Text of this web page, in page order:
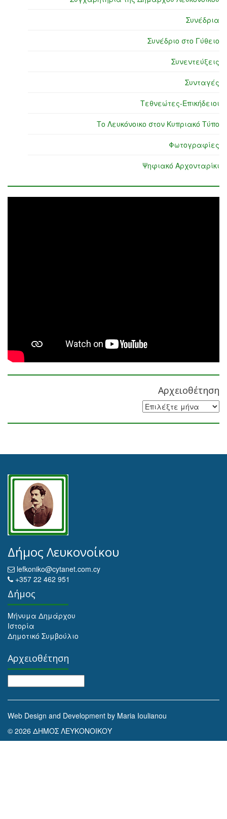
Συνέδρια
Συνέδριο στο Γύθειο
Συνεντεύξεις
Συνταγές
Τεθνεώτες-Επικήδειοι
Το Λευκόνοικο στον Κυπριακό Τύπο
Φωτογραφίες
Ψηφιακό Αρχονταρίκι
Αρχειοθέτηση
Αρχειοθέτηση
Δήμος Λευκονοίκου
lefkoniko@cytanet.com.cy
+357 22 462 951
Δήμος
Μήνυμα Δημάρχου
Ιστορία
Δημοτικό Συμβούλιο
Αρχειοθέτηση
Web Design and Development by Maria Ioulianou
© 2026 ΔΗΜΟΣ ΛΕΥΚΟΝΟΙΚΟΥ